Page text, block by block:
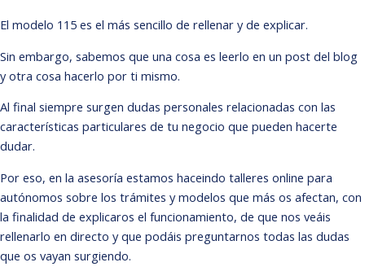
El modelo 115 es el más sencillo de rellenar y de explicar.
Sin embargo, sabemos que una cosa es leerlo en un post del blog
y otra cosa hacerlo por ti mismo.
Al final siempre surgen dudas personales relacionadas con las
características particulares de tu negocio que pueden hacerte
dudar.
Por eso, en la asesoría estamos haceindo talleres online para
autónomos sobre los trámites y modelos que más os afectan, con
la finalidad de explicaros el funcionamiento, de que nos veáis
rellenarlo en directo y que podáis preguntarnos todas las dudas
que os vayan surgiendo.